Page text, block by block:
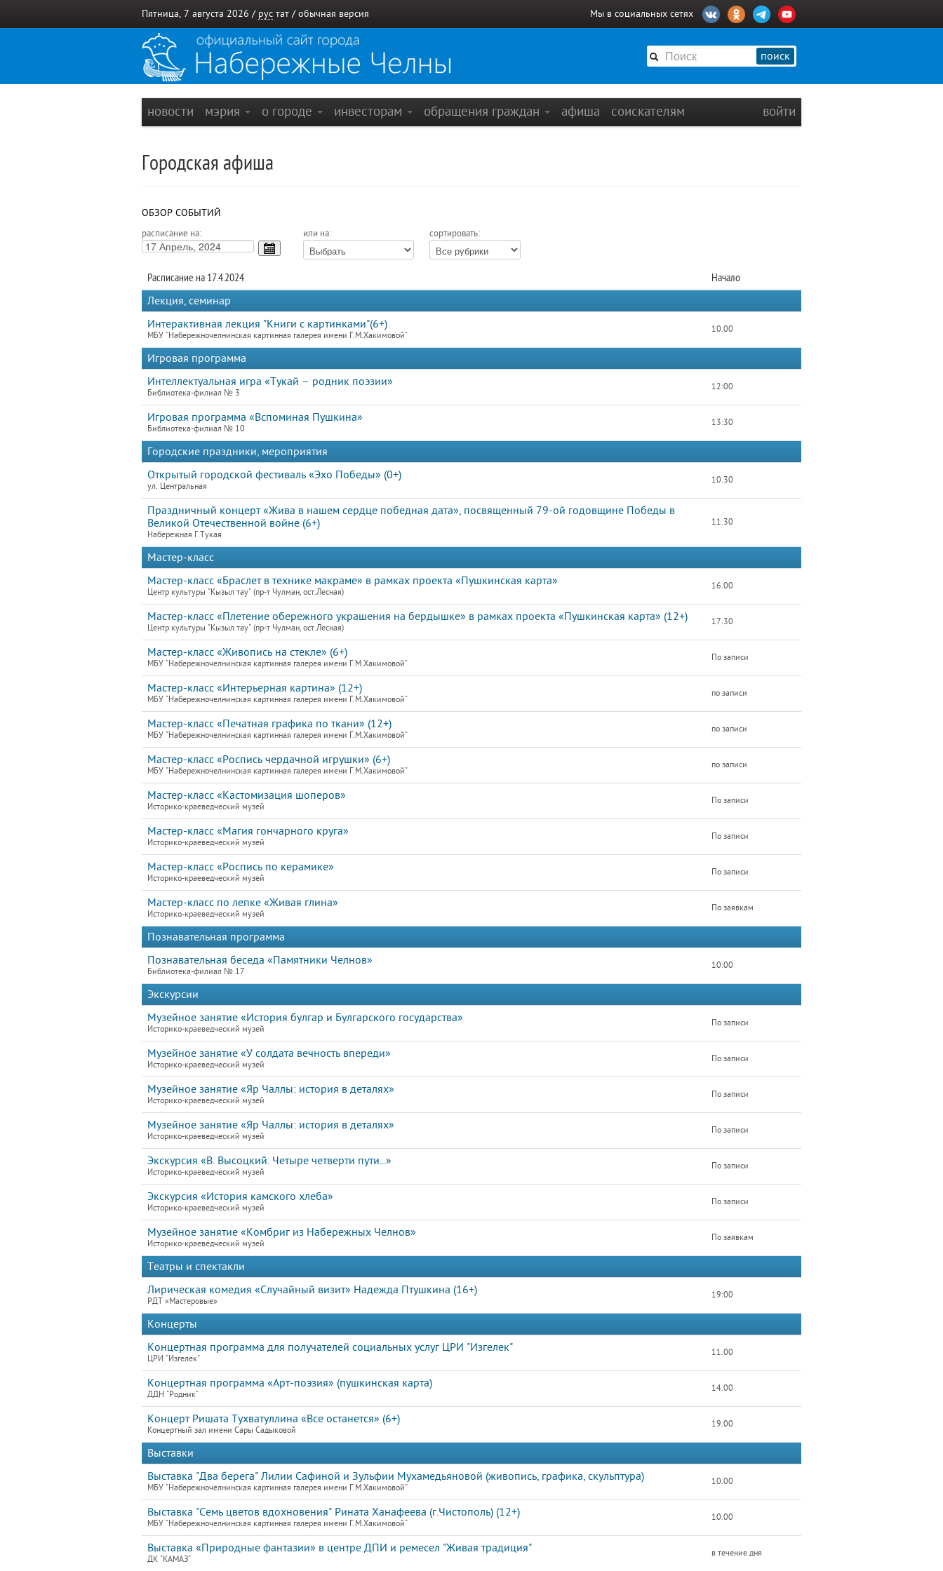
Пятница, 7 августа 2026 / рус тат / обычная версия Мы в социальных сетях
поиск
новости мэрия о городе инвесторам обращения граждан афиша соискателям войти
Городская афиша
ОБЗОР СОБЫТИЙ
расписание на: или на: сортировать:
Расписание на 17.4.2024
Начало
Лекция, семинар
Интерактивная лекция "Книги с картинками"(6+)
МБУ "Набережночелнинская картинная галерея имени Г.М.Хакимовой"
10.00
Игровая программа
Интеллектуальная игра «Тукай – родник поэзии»
Библиотека-филиал № 3
12:00
Игровая программа «Вспоминая Пушкина»
Библиотека-филиал № 10
13:30
Городские праздники, мероприятия
Открытый городской фестиваль «Эхо Победы» (0+)
ул. Центральная
10.30
Праздничный концерт «Жива в нашем сердце победная дата», посвященный 79-ой годовщине Победы в
Великой Отечественной войне (6+)
Набережная Г.Тукая
11.30
Мастер-класс
Мастер-класс «Браслет в технике макраме» в рамках проекта «Пушкинская карта»
Центр культуры "Кызыл тау" (пр-т Чулман, ост.Лесная)
16.00
Мастер-класс «Плетение обережного украшения на бердышке» в рамках проекта «Пушкинская карта» (12+)
Центр культуры "Кызыл тау" (пр-т Чулман, ост.Лесная)
17.30
Мастер-класс «Живопись на стекле» (6+)
МБУ "Набережночелнинская картинная галерея имени Г.М.Хакимовой"
По записи
Мастер-класс «Интерьерная картина» (12+)
МБУ "Набережночелнинская картинная галерея имени Г.М.Хакимовой"
по записи
Мастер-класс «Печатная графика по ткани» (12+)
МБУ "Набережночелнинская картинная галерея имени Г.М.Хакимовой"
по записи
Мастер-класс «Роспись чердачной игрушки» (6+)
МБУ "Набережночелнинская картинная галерея имени Г.М.Хакимовой"
по записи
Мастер-класс «Кастомизация шоперов»
Историко-краеведческий музей
По записи
Мастер-класс «Магия гончарного круга»
Историко-краеведческий музей
По записи
Мастер-класс «Роспись по керамике»
Историко-краеведческий музей
По записи
Мастер-класс по лепке «Живая глина»
Историко-краеведческий музей
По заявкам
Познавательная программа
Познавательная беседа «Памятники Челнов»
Библиотека-филиал № 17
10:00
Экскурсии
Музейное занятие «История булгар и Булгарского государства»
Историко-краеведческий музей
По записи
Музейное занятие «У солдата вечность впереди»
Историко-краеведческий музей
По записи
Музейное занятие «Яр Чаллы: история в деталях»
Историко-краеведческий музей
По записи
Музейное занятие «Яр Чаллы: история в деталях»
Историко-краеведческий музей
По записи
Экскурсия «В. Высоцкий. Четыре четверти пути...»
Историко-краеведческий музей
По записи
Экскурсия «История камского хлеба»
Историко-краеведческий музей
По записи
Музейное занятие «Комбриг из Набережных Челнов»
Историко-краеведческий музей
По заявкам
Театры и спектакли
Лирическая комедия «Случайный визит» Надежда Птушкина (16+)
РДТ «Мастеровые»
19:00
Концерты
Концертная программа для получателей социальных услуг ЦРИ "Изгелек"
ЦРИ "Изгелек"
11.00
Концертная программа «Арт-поэзия» (пушкинская карта)
ДДН "Родник"
14.00
Концерт Ришата Тухватуллина «Все останется» (6+)
Концертный зал имени Сары Садыковой
19.00
Выставки
Выставка "Два берега" Лилии Сафиной и Зульфии Мухамедьяновой (живопись, графика, скульптура)
МБУ "Набережночелнинская картинная галерея имени Г.М.Хакимовой"
10.00
Выставка "Семь цветов вдохновения" Рината Ханафеева (г.Чистополь) (12+)
МБУ "Набережночелнинская картинная галерея имени Г.М.Хакимовой"
10.00
Выставка «Природные фантазии» в центре ДПИ и ремесел "Живая традиция"
ДК "КАМАЗ"
в течение дня